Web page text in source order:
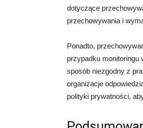
dotyczące
przechowywania i
Ponadto,
przypadku
sposób niezgodny z
organizacje
polityki prywatności,